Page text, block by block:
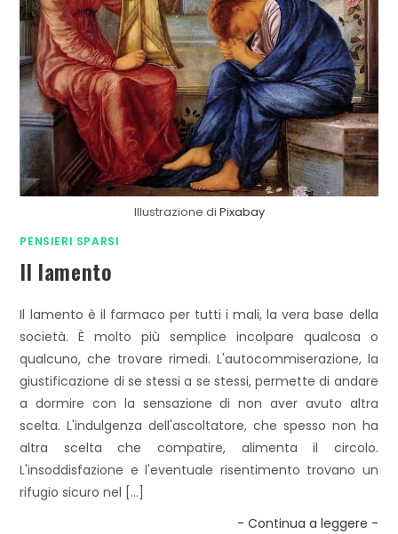
Illustrazione di Pixabay
PENSIERI SPARSI
Il lamento
Il lamento è il farmaco per tutti i mali, la vera base della
società. È molto più semplice incolpare qualcosa o
qualcuno, che trovare rimedi. L'autocommiserazione, la
giustificazione di se stessi a se stessi, permette di andare
a dormire con la sensazione di non aver avuto altra
scelta. L'indulgenza dell'ascoltatore, che spesso non ha
altra scelta che compatire, alimenta il circolo.
L'insoddisfazione e l'eventuale risentimento trovano un
rifugio sicuro nel […]
- Continua a leggere -